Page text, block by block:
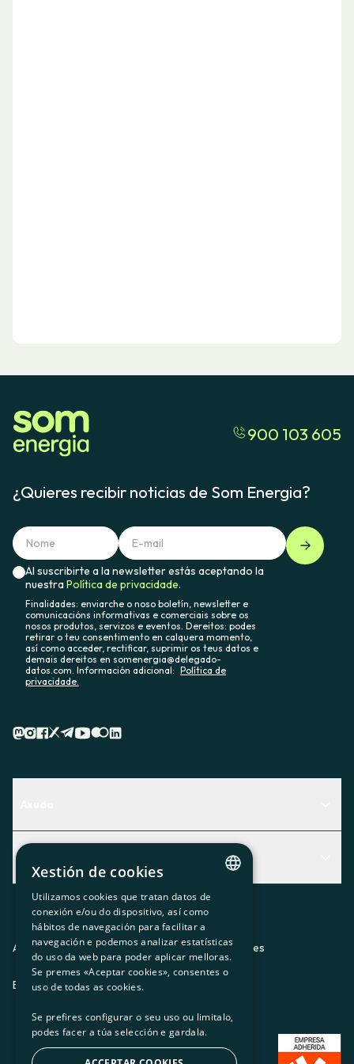
900 103 605
¿Quieres recibir noticias de Som Energia?
Al suscribirte a la newsletter estás aceptando la
nuestraPolítica de privacidade.
Finalidades: enviarche o noso boletín, newsletter e
comunicacións informativas e comerciais sobre os
nosos produtos, servizos e eventos. Dereitos: podes
retirar o teu consentimento en calquera momento,
así como acceder, rectificar, suprimir os teus datos e
demais dereitos en somenergia@delegado-
datos.com. Información adicional: Política de
privacidade.
Descubre qué servicio te encaja mejor
Contacto
Actualidad
O recuncho da socia
Prensa
Trabaja con nosotros
Aviso legalPolítica de privacidadPolítica de cookies
ES CAGLEU
CATALAN
SPANISH
GL
Xestión de cookies
Utilizamos cookies que tratan datos de
conexión e/ou do dispositivo, así como
hábitos de navegación para facilitar a
navegación e podemos analizar estatísticas
do uso da web para poder aplicar melloras.
Se premes «Aceptar cookies», consentes o
uso de todas as cookies.
Se prefires configurar o seu uso ou limitalo,
podes facer a túa selección e gardala.